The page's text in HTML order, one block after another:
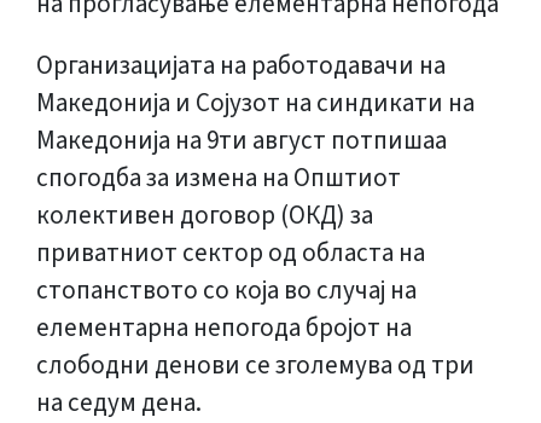
Организацијата на работодавачи на
Македонија и Сојузот на синдикати на
Македонија на 9ти август потпишаа
спогодба за измена на Општиот
колективен договор (ОКД) за
приватниот сектор од областа на
стопанството со која во случај на
елементарна непогода бројот на
слободни денови се зголемува од три
на седум дена.